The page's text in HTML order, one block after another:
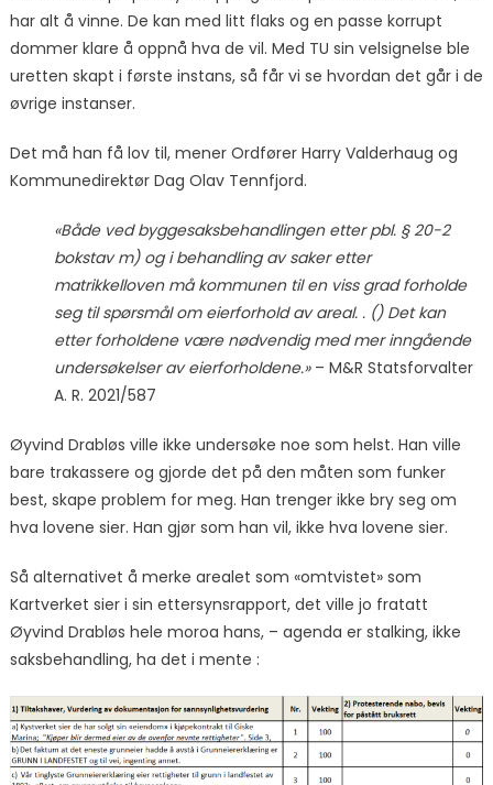
har alt å vinne. De kan med litt flaks og en passe korrupt
dommer klare å oppnå hva de vil. Med TU sin velsignelse ble
uretten skapt i første instans, så får vi se hvordan det går i de
øvrige instanser.
Det må han få lov til, mener Ordfører Harry Valderhaug og
Kommunedirektør Dag Olav Tennfjord.
«Både ved byggesaksbehandlingen etter pbl. § 20-2
bokstav m) og i behandling av saker etter
matrikkelloven må kommunen til en viss grad forholde
seg til spørsmål om eierforhold av areal. . () Det kan
etter forholdene være nødvendig med mer inngående
undersøkelser av eierforholdene.»– M&R Statsforvalter
A. R. 2021/587
Øyvind Drabløs ville ikke undersøke noe som helst. Han ville
bare trakassere og gjorde det på den måten som funker
best, skape problem for meg. Han trenger ikke bry seg om
hva lovene sier. Han gjør som han vil, ikke hva lovene sier.
Så alternativet å merke arealet som «omtvistet» som
Kartverket sier i sin ettersynsrapport, det ville jo fratatt
Øyvind Drabløs hele moroa hans, – agenda er stalking, ikke
saksbehandling, ha det i mente :